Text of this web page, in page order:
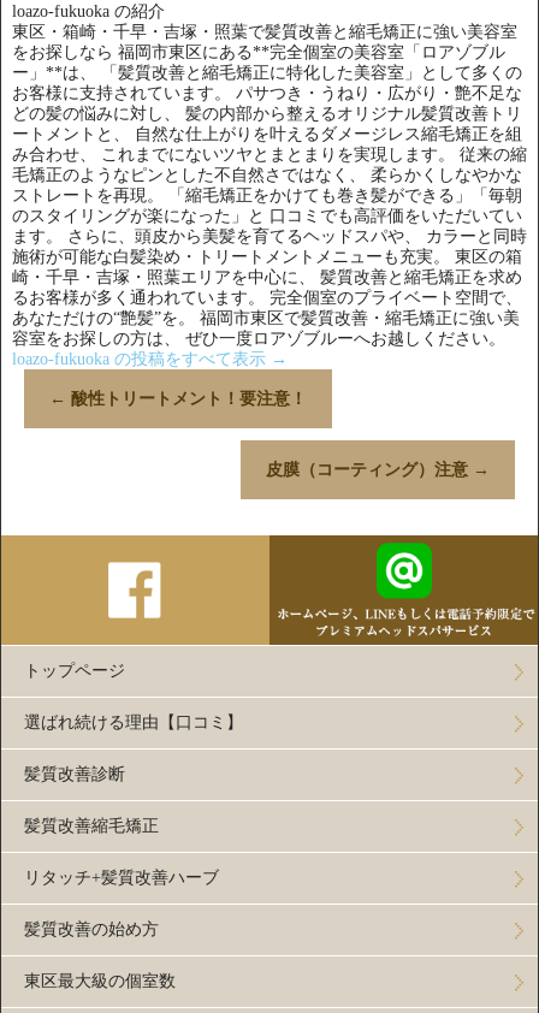
loazo-fukuoka の紹介
東区・箱崎・千早・吉塚・照葉で髪質改善と縮毛矯正に強い美容室
をお探しなら 福岡市東区にある**完全個室の美容室「ロアゾブル
ー」**は、 「髪質改善と縮毛矯正に特化した美容室」として多くの
お客様に支持されています。 パサつき・うねり・広がり・艶不足な
どの髪の悩みに対し、 髪の内部から整えるオリジナル髪質改善トリ
ートメントと、 自然な仕上がりを叶えるダメージレス縮毛矯正を組
み合わせ、 これまでにないツヤとまとまりを実現します。 従来の縮
毛矯正のようなピンとした不自然さではなく、 柔らかくしなやかな
ストレートを再現。 「縮毛矯正をかけても巻き髪ができる」「毎朝
のスタイリングが楽になった」と 口コミでも高評価をいただいてい
ます。 さらに、頭皮から美髪を育てるヘッドスパや、 カラーと同時
施術が可能な白髪染め・トリートメントメニューも充実。 東区の箱
崎・千早・吉塚・照葉エリアを中心に、 髪質改善と縮毛矯正を求め
るお客様が多く通われています。 完全個室のプライベート空間で、
あなただけの“艶髪”を。 福岡市東区で髪質改善・縮毛矯正に強い美
容室をお探しの方は、 ぜひ一度ロアゾブルーへお越しください。
loazo-fukuoka の投稿をすべて表示 →
← 酸性トリートメント！要注意！
皮膜（コーティング）注意 →
トップページ
選ばれ続ける理由【口コミ】
髪質改善診断
髪質改善縮毛矯正
リタッチ+髪質改善ハーブ
髪質改善の始め方
東区最大級の個室数